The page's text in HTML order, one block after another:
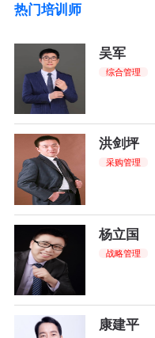
热门培训师
吴军
综合管理
洪剑坪
采购管理
杨立国
战略管理
康建平